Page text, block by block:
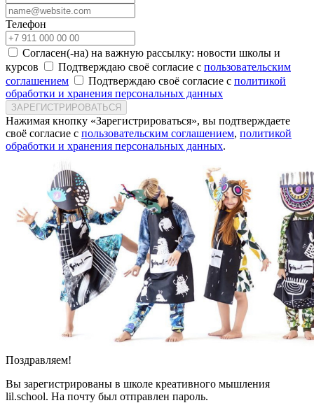
Телефон
Согласен(-на) на важную рассылку: новости школы и
курсов
Подтверждаю своё согласие с пользовательским
соглашением
Подтверждаю своё согласие с политикой
обработки и хранения персональных данных
ЗАРЕГИСТРИРОВАТЬСЯ
Нажимая кнопку «Зарегистрироваться», вы подтверждаете
своё согласие с пользовательским соглашением, политикой
обработки и хранения персональных данных.
Поздравляем!
Вы зарегистрированы в школе креативного мышления
lil.school. На почту был отправлен пароль.